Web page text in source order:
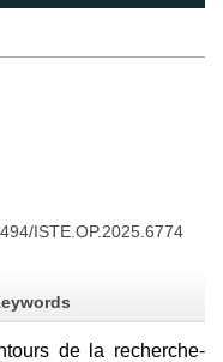
ISTE.OP.2025.6774
de la recherche-